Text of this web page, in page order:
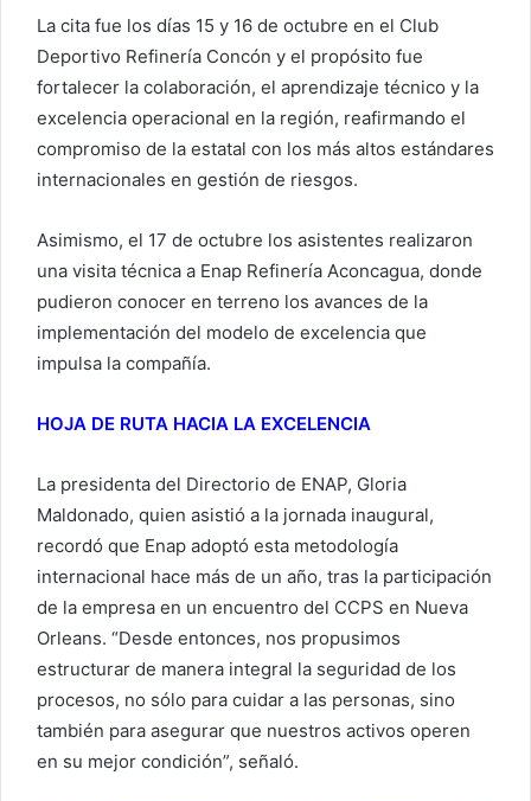
La cita fue los días 15 y 16 de octubre en el Club
Deportivo Refinería Concón y el propósito fue
fortalecer la colaboración, el aprendizaje técnico y la
excelencia operacional en la región, reafirmando el
compromiso de la estatal con los más altos estándares
internacionales en gestión de riesgos.
Asimismo, el 17 de octubre los asistentes realizaron
una visita técnica a Enap Refinería Aconcagua, donde
pudieron conocer en terreno los avances de la
implementación del modelo de excelencia que
impulsa la compañía.
HOJA DE RUTA HACIA LA EXCELENCIA
La presidenta del Directorio de ENAP, Gloria
Maldonado, quien asistió a la jornada inaugural,
recordó que Enap adoptó esta metodología
internacional hace más de un año, tras la participación
de la empresa en un encuentro del CCPS en Nueva
Orleans. “Desde entonces, nos propusimos
estructurar de manera integral la seguridad de los
procesos, no sólo para cuidar a las personas, sino
también para asegurar que nuestros activos operen
en su mejor condición”, señaló.